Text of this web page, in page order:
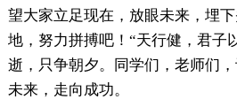
望大家立足现在，放眼未来，埋
地，努力拼搏吧！“天行健，君子
逝，只争朝夕。同学们，老师们
未来，走向成功。